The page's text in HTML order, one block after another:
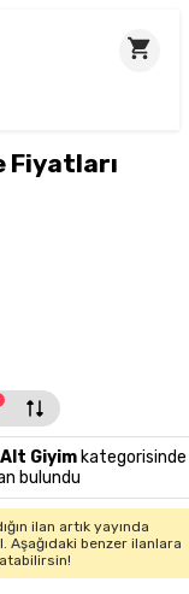
Fiyatları
Alt Giyimkategorisinde
bulundu
ilan artık yayında
Aşağıdaki benzer ilanlara